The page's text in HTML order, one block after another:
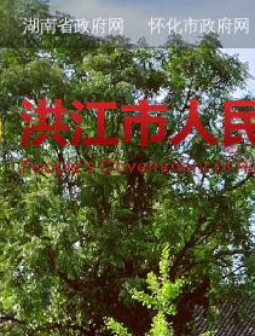
湖南省政府网 怀化市政府网